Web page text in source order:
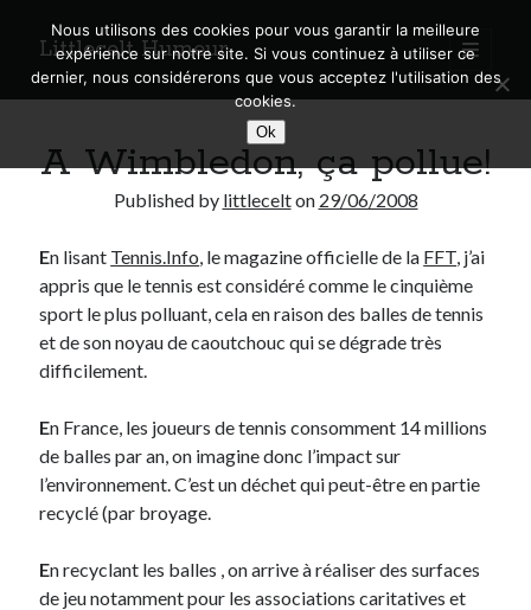
Littlecelt Humeur
open
primary
menu
Sidebar
Search
Derniers articles
Municipales 2026 : Lyon, Métropole et Caluire, mon choix pour l’avenir
Explorez les Chemins Enchantés à Vélo : Aventures Familiales près de
Quel Lyonnais es-tu, Renaud Ducher ?
A quand une véritable place pour le vélo à Caluire dans la Métropole de
Lyon ?
Comment je vis ma vie sur un vélo
Derniers Commentaires
A Wimbledon, ça pollue!
Published by littlecelton 29/06/2008
En lisant Tennis.Info, le magazine officielle de la FFT, j’ai
appris que le tennis est considéré comme le cinquième
sport le plus polluant, cela en raison des balles de tennis
et de son noyau de caoutchouc qui se dégrade très
difficilement.
En France, les joueurs de tennis consomment 14 millions
de balles par an, on imagine donc l’impact sur
l’environnement. C’est un déchet qui peut-être en partie
recyclé (par broyage.
En recyclant les balles , on arrive à réaliser des surfaces
de jeu notamment pour les associations caritatives et
Nous utilisons des cookies pour vous garantir la meilleure
expérience sur notre site. Si vous continuez à utiliser ce
dernier, nous considérerons que vous acceptez l'utilisation des
cookies.
Ok